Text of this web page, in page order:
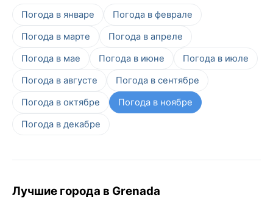
Погода в январе
Погода в феврале
Погода в марте
Погода в апреле
Погода в мае
Погода в июне
Погода в июле
Погода в августе
Погода в сентябре
Погода в октябре
Погода в ноябре
Погода в декабре
Лучшие города в Grenada